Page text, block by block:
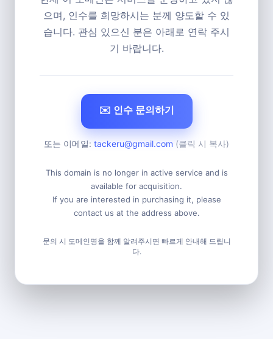
으며, 인수를 희망하시는 분께 양도할 수 있
습니다. 관심 있으신 분은 아래로 연락 주시
기 바랍니다.
✉️ 인수 문의하기
또는 이메일: tackeru@gmail.com (클릭 시 복사)
This domain is no longer in active service and is
available for acquisition.
If you are interested in purchasing it, please
contact us at the address above.
문의 시 도메인명을 함께 알려주시면 빠르게 안내해 드립니
다.